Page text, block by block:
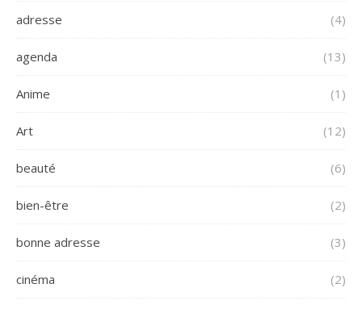
adresse (4)
agenda (13)
Anime (1)
Art (12)
beauté (6)
bien-être (2)
bonne adresse (3)
cinéma (2)